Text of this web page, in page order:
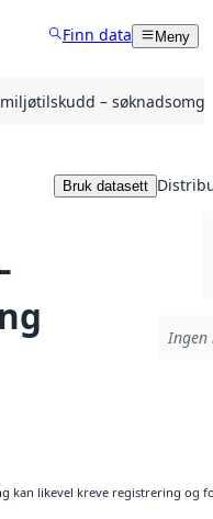
Finn data Meny
–
Bruk datasett
kan likevel kreve registrering og